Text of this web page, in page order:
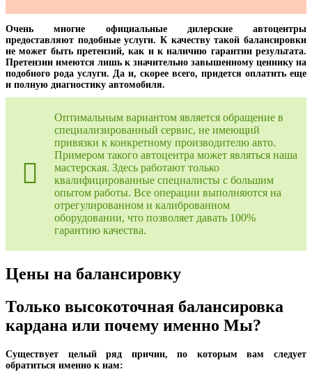
Очень многие официальные дилерские автоцентры
предоставляют подобные услуги. К качеству такой балансировки
не может быть претензий, как и к наличию гарантии результата.
Претензии имеются лишь к значительно завышенному ценнику на
подобного рода услуги. Да и, скорее всего, придется оплатить еще
и полную диагностику автомобиля.
Оптимальным вариантом является обращение в
специализированный сервис, не имеющий
привязки к конкретному производителю авто.
Примером такого автоцентра может являться наша
мастерская. Здесь работают только
квалифицированные специалисты с большим
опытом работы. Все операции выполняются на
отрегулированном и калиброванном
оборудовании, что позволяет давать 100%
гарантию качества.
Цены на балансировку
Только высокоточная балансировка
кардана или почему именно Мы?
Существует целый ряд причин, по которым вам следует
обратиться именно к нам: